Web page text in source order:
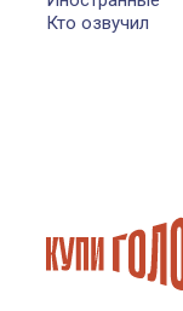
Кто озвучил